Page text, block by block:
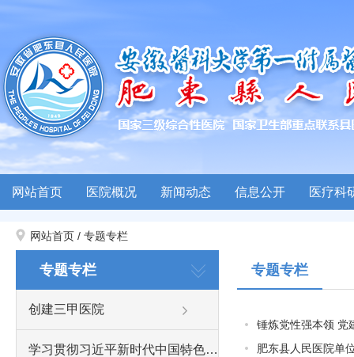
网站首页 医院概况 新闻动态 信息公开 医疗科
网站首页 / 专题专栏
专题专栏
创建三甲医院
学习贯彻习近平新时代中国特色社会主义思想主题教育
专题专栏
锤炼党性强本领
肥东县人民医院单